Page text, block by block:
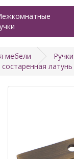
мебели
латунь